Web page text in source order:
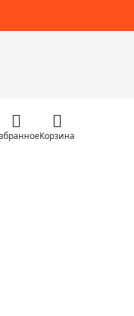
Корзина